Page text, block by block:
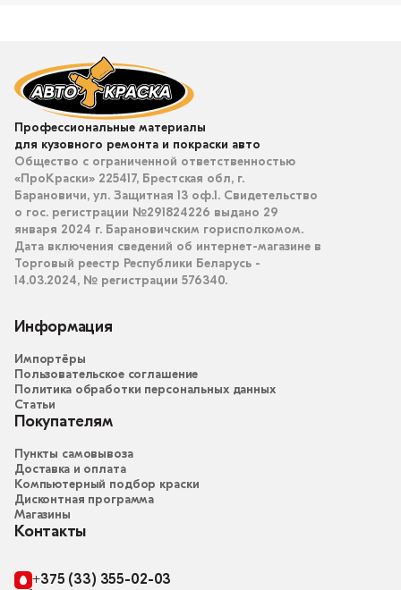
Профессиональные материалы
для кузовного ремонта и покраски авто
Общество с ограниченной ответственностью
«ПроКраски» 225417, Брестская обл, г.
Барановичи, ул. Защитная 13 оф.1. Свидетельство
о гос. регистрации №291824226 выдано 29
января 2024 г. Барановичским горисполкомом.
Дата включения сведений об интернет-магазине в
Торговый реестр Республики Беларусь -
14.03.2024, № регистрации 576340.
Информация
Импортёры
Пользовательское соглашение
Политика обработки персональных данных
Статьи
Покупателям
Пункты самовывоза
Доставка и оплата
Компьютерный подбор краски
Дисконтная программа
Магазины
Контакты
+375 (33) 355-02-03